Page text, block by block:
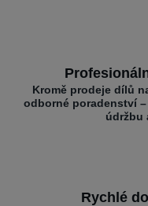
Kromě prodeje dílů
odborné poradenství
údržbu
Rychlé